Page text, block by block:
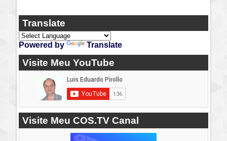
Translate
Powered by Translate
Visite Meu YouTube
Visite Meu COS.TV Canal